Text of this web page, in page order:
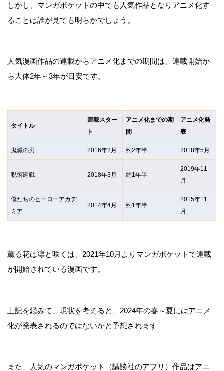
しかし、マンガポケットの中でも人気作品となりアニメ化す
ることは誰が見ても明らかでしょう。
人気漫画作品の連載からアニメ化までの期間は、連載開始か
ら大体2年～3年が目安です。
タイトル
連載スター
ト
アニメ化までの期
間
アニメ化発
表
鬼滅の刃 2016年2月 約2年半 2018年5月
呪術廻戦 2018年3月 約1年半
2019年11
月
僕たちのヒーローアカデ
ミア
2014年4月 約1年半
2015年11
月
薫る花は凛と咲くは、2021年10月よりマンガポケットで連載
が開始されている漫画です。
上記を鑑みて、現状を考えると、2024年の春～夏にはアニメ
化が発表されるのではないかと予想されます
また、人気のマンガポケット（講談社のアプリ）作品はアニ